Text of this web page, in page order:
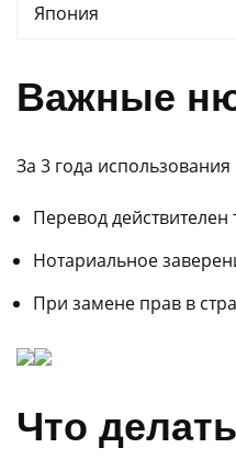
Япония
Важные
За 3 года
Перевод
Нотариальное
При замене прав в
Что